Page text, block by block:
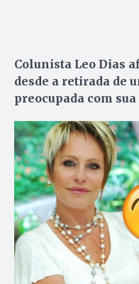
Colunista Leo Dias
desde a retirada de
preocupada com sua